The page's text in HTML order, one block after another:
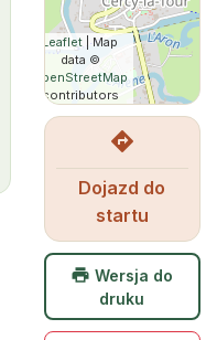
Leaflet | Map
data ©
OpenStreetMap
contributors
directions
Dojazd do
startu
print Wersja do
druku